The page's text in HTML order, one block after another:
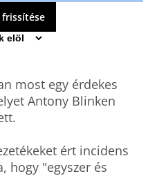
most egy érdekes
Antony Blinken
ért incidens
hogy "egyszer és